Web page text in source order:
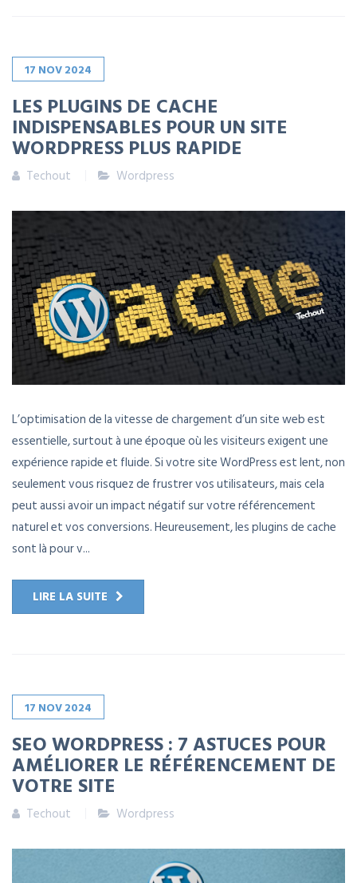
17 NOV2024
LES PLUGINS DE CACHE
INDISPENSABLES POUR UN SITE
WORDPRESS PLUS RAPIDE
Techout Wordpress
L’optimisation de la vitesse de chargement d’un site web est
essentielle, surtout à une époque où les visiteurs exigent une
expérience rapide et fluide. Si votre site WordPress est lent, non
seulement vous risquez de frustrer vos utilisateurs, mais cela
peut aussi avoir un impact négatif sur votre référencement
naturel et vos conversions. Heureusement, les plugins de cache
sont là pour v...
LIRE LA SUITE
17 NOV2024
SEO WORDPRESS : 7 ASTUCES POUR
AMÉLIORER LE RÉFÉRENCEMENT DE
VOTRE SITE
Techout Wordpress